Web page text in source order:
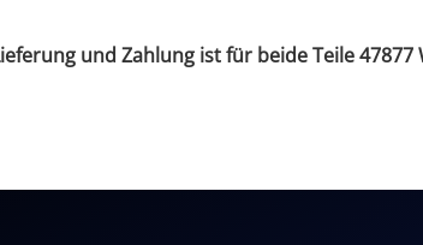
und Zahlung ist für beide Teile